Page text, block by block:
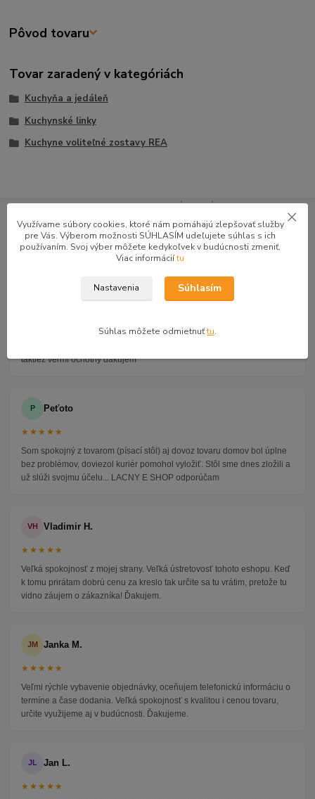
Pôvod tovaru
Tovar zaradený v kategóriách
Kuchyňa a jedáleň
Kuchynské linky
Kuchyne voliteľné zostavy REA
GOOGLE RECENZIE ZÁKAZNÍKOV
4.9★★★★★
47 recenzií · Google
Veľmi seriózny dodávateľ komunikoval so mnou telefonicky na adrese
taktiež veľmi ochotný ďakujem
P Peťoto
★★★★★
Som spokojný z tovarom (písací stôl) aj dovoz tovaru domov bol úplne
bez problémov, doviezol kuriér pomohol vyložiť. Stôl sme dnes zložili a
už slúži svojmu účelu... LACNY E SHOP odporúčam
VH Vladimir H.
★★★★★
Veľká spokojnosť z mojej strany. Veľká ústretovosť tohoto eshopu. Keď
k tomu prirátam dobrú cenu za kreslo tak určite sa tu vrátim, pretože tu
vidno záujem o zákazníka! Ďakujem.
JM Janka M.
★★★★★
Veľmi rýchle vybavenie objednávky, oceňujem telefonickú informáciu o
termíne a čase dodania. Veľká spokojnosť s kvalitou i cenou tovaru,
určite využijeme aj v budúcnosti. Ďakujeme.
JL Jan L.
★★★★★
Využívame súbory cookies, ktoré nám pomáhajú zlepšovať služby
pre Vás. Výberom možnosti SÚHLASÍM udeľujete súhlas s ich
používaním. Svoj výber môžete kedykoľvek v budúcnosti zmeniť.
Viac informáciítu
Nastavenia Súhlasím
Súhlas môžete odmietnuťtu.